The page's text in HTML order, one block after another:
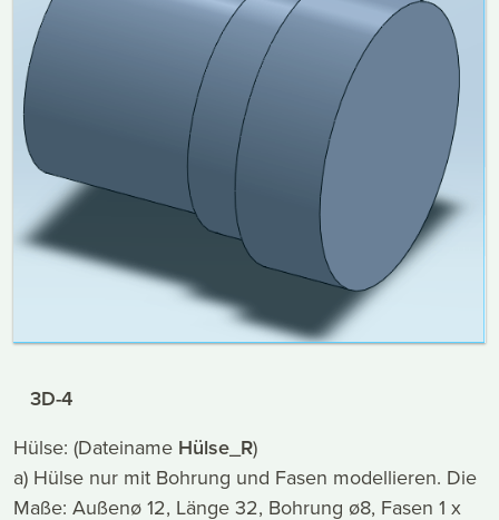
3D-4
Hülse: (Dateiname Hülse_R)
a) Hülse nur mit Bohrung und Fasen modellieren. Die
Maße: Außenø 12, Länge 32, Bohrung ø8, Fasen 1 x